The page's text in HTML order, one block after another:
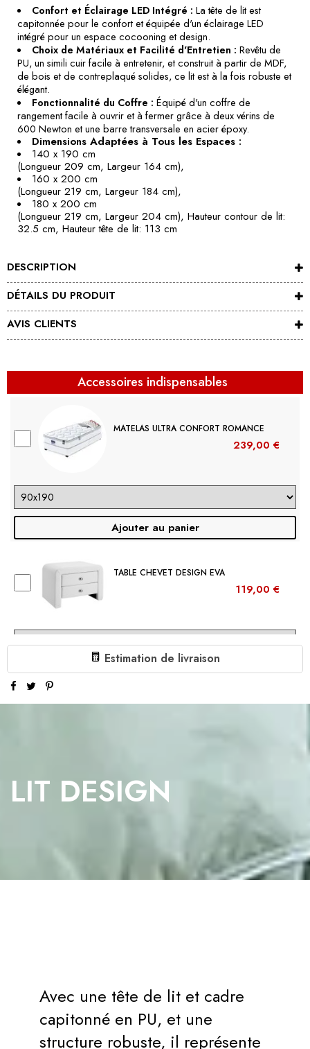
Confort et Éclairage LED Intégré : La tête de lit est
capitonnée pour le confort et équipée d'un éclairage LED
intégré pour un espace cocooning et design.
Choix de Matériaux et Facilité d'Entretien : Revêtu de
PU, un simili cuir facile à entretenir, et construit à partir de MDF,
de bois et de contreplaqué solides, ce lit est à la fois robuste et
élégant.
Fonctionnalité du Coffre : Équipé d'un coffre de
rangement facile à ouvrir et à fermer grâce à deux vérins de
600 Newton et une barre transversale en acier époxy.
Dimensions Adaptées à Tous les Espaces :
140 x 190 cm
(Longueur 209 cm, Largeur 164 cm),
160 x 200 cm
(Longueur 219 cm, Largeur 184 cm),
180 x 200 cm
(Longueur 219 cm, Largeur 204 cm), Hauteur contour de lit:
32.5 cm, Hauteur tête de lit: 113 cm
DESCRIPTION
DÉTAILS DU PRODUIT
AVIS CLIENTS
Accessoires indispensables
MATELAS ULTRA CONFORT ROMANCE
239,00 €
Ajouter au panier
TABLE CHEVET DESIGN EVA
119,00 €
Ajouter au panier
LIT CAPITONNÉ GRAND TÊTE DE LIT
1 X LIT COFFRE DESIGN AVEC LED OSMOS:
€469.00
Sous-total:
€469.00
Estimation de livraison
LIT DESIGN
Avec une tête de lit et cadre
capitonné en PU, et une
structure robuste, il représente